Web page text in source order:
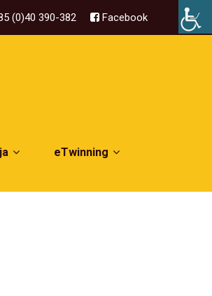
(0)40 390-382 Facebook
eTwinning